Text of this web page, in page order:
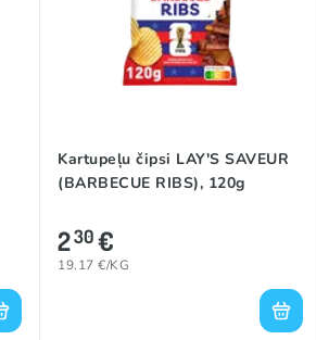
Kartupeļu čipsi LAY'S SAVEUR
(BARBECUE RIBS), 120g
230€
19.17 €/KG